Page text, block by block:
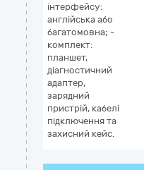
інтерфейсу:
англійська або
багатомовна; -
комплект:
планшет,
діагностичний
адаптер,
зарядний
пристрій, кабелі
підключення та
захисний кейс.